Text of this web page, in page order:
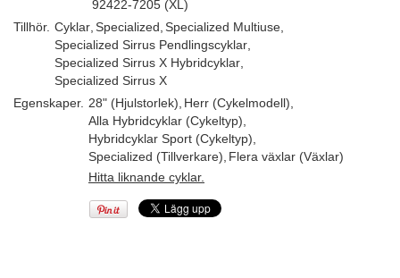
92422-7205 (XL)
Tillhör. Cyklar Specialized Specialized Multiuse
Specialized Sirrus Pendlingscyklar
Specialized Sirrus X Hybridcyklar
Specialized Sirrus X
Egenskaper. 28" (Hjulstorlek) Herr (Cykelmodell)
Alla Hybridcyklar (Cykeltyp)
Hybridcyklar Sport (Cykeltyp)
Specialized (Tillverkare) Flera växlar (Växlar)
Hitta liknande cyklar.